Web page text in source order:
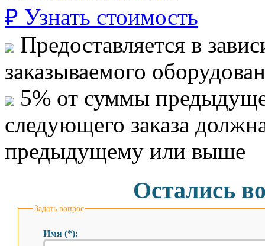
₽ Узнать стоимость
Предоставляется в
заказываемого
5% от суммы
следующего заказа
предыдущему или выше
Остались
Задать вопрос
Имя (*):